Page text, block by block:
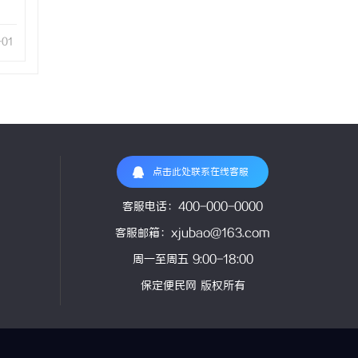
点击此处联系在线客服
客服电话：400-000-0000
客服邮箱：xjubao@163.com
周一至周五 9:00-18:00
保定便民网 版权所有